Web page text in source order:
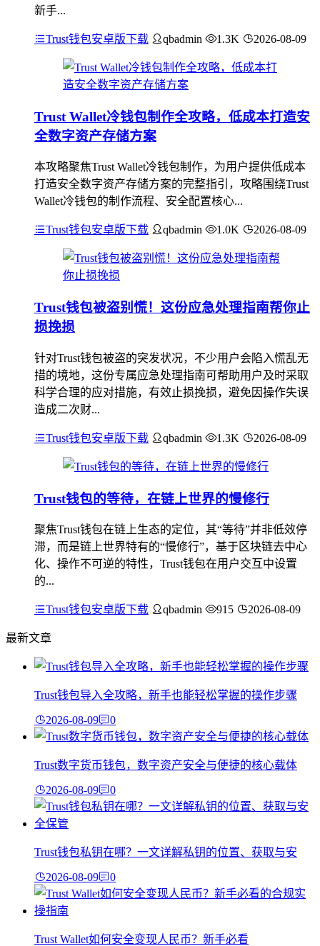
新手...
Trust钱包安卓版下载 qbadmin 1.3K 2026-08-09
Trust Wallet冷钱包制作全攻略，低成本打造安
全数字资产存储方案
本攻略聚焦Trust Wallet冷钱包制作，为用户提供低成本
打造安全数字资产存储方案的完整指引，攻略围绕Trust
Wallet冷钱包的制作流程、安全配置核心...
Trust钱包安卓版下载 qbadmin 1.0K 2026-08-09
Trust钱包被盗别慌！这份应急处理指南帮你止
损挽损
针对Trust钱包被盗的突发状况，不少用户会陷入慌乱无
措的境地，这份专属应急处理指南可帮助用户及时采取
科学合理的应对措施，有效止损挽损，避免因操作失误
造成二次财...
Trust钱包安卓版下载 qbadmin 1.3K 2026-08-09
Trust钱包的等待，在链上世界的慢修行
聚焦Trust钱包在链上生态的定位，其“等待”并非低效停
滞，而是链上世界特有的“慢修行”，基于区块链去中心
化、操作不可逆的特性，Trust钱包在用户交互中设置
的...
Trust钱包安卓版下载 qbadmin 915 2026-08-09
最新文章
Trust钱包导入全攻略，新手也能轻松掌握的操作步骤
2026-08-09 0
Trust数字货币钱包，数字资产安全与便捷的核心载体
2026-08-09 0
Trust钱包私钥在哪？一文详解私钥的位置、获取与安
2026-08-09 0
Trust Wallet如何安全变现人民币？新手必看